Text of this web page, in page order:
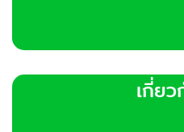
เกี่ยว